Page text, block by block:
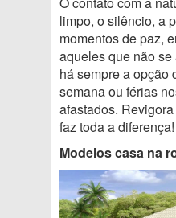
limpo, o silêncio, a
momentos de paz,
aqueles que não
há sempre a opção
semana ou férias
afastados.
faz toda a diferença!
Modelos casa na